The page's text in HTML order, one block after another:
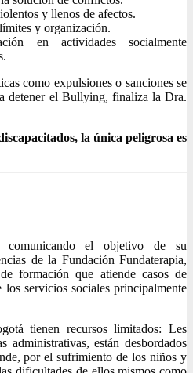
y llenos de afectos.
y organización.
en actividades socialmente
como expulsiones o sanciones se
detener el Bullying, finaliza la Dra.
la única peligrosa es
el objetivo de su
de la Fundación Fundaterapia,
formación que atiende casos de
servicios sociales principalmente
tienen recursos limitados: Les
administrativas, están desbordados
por el sufrimiento de los niños y